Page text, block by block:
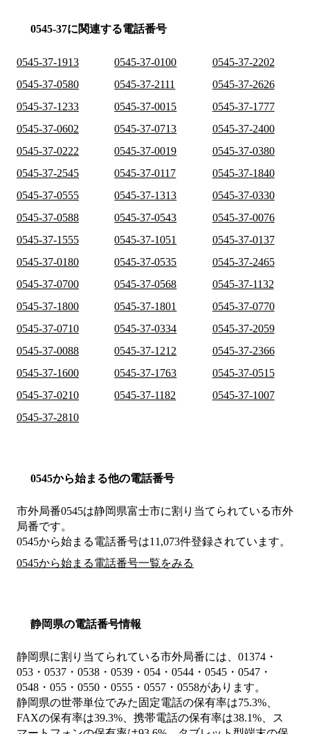
0545-37に関連する電話番号
0545-37-1913 0545-37-0100
0545-37-2202
0545-37-0580
0545-37-2111
0545-37-2626
0545-37-1233
0545-37-0015
0545-37-1777
0545-37-0602
0545-37-0713
0545-37-2400
0545-37-0222
0545-37-0019
0545-37-0380
0545-37-2545
0545-37-0117
0545-37-1840
0545-37-0555
0545-37-1313
0545-37-0330
0545-37-0588
0545-37-0543
0545-37-0076
0545-37-1555
0545-37-1051
0545-37-0137
0545-37-0180
0545-37-0535
0545-37-2465
0545-37-0700
0545-37-0568
0545-37-1132
0545-37-1800
0545-37-1801
0545-37-0770
0545-37-0710
0545-37-0334
0545-37-2059
0545-37-0088
0545-37-1212
0545-37-2366
0545-37-1600
0545-37-1763
0545-37-0515
0545-37-0210
0545-37-1182
0545-37-1007
0545-37-2810
0545から始まる他の電話番号
市外局番0545は静岡県富士市に割り当てられている市外
局番です。
0545から始まる電話番号は11,073件登録されています。
0545から始まる電話番号一覧をみる
静岡県の電話番号情報
静岡県に割り当てられている市外局番には、01374・
053・0537・0538・0539・054・0544・0545・0547・
0548・055・0550・0555・0557・0558があります。
静岡県の世帯単位でみた固定電話の保有率は75.3%、
FAXの保有率は39.3%、携帯電話の保有率は38.1%、ス